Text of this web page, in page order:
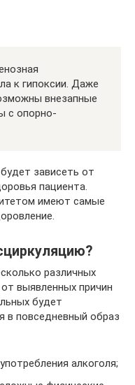
к гипоксии. Даже
внезапные
с опорно-
зависеть от
пациента.
имеют самые
различных
выявленных причин
будет
в повседневный образ
алкоголя;